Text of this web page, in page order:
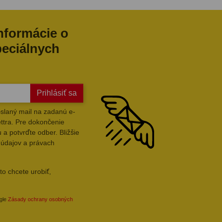
o
Prihlásiť sa
mail na zadanú e-
Pre dokončenie
a potvrďte odber. Bližšie
a právach
chcete urobiť,
Zásady ochrany osobných